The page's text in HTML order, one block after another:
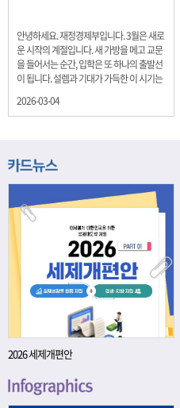
전달드립니다.
안녕하세요. 재정경제부입니다. 3월은 새로
운 시작의 계절입니다. 새 가방을 메고 교문
을 들어서는 순간, 입학은 또 하나의 출발선
이 됩니다. 설렘과 기대가 가득한 이 시기는
래를 준비하는 첫 걸음이기도 합니다. 입학
니다. 배움이 쌓이는 시간, 인적자본 학교에
가는 과정입니다. 수업을 통해 배우는 전공
지식, 친구들과의 협업, 다양한 활동 속에서
얻는 문제 해결 경험은 모두 개인의 역량으
로 축적됩니다. 경제학에서는 이.......
2026-03-04
2026 세제개편안